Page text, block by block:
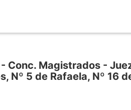
Conc. Magistrados -
Nº 5 de Rafaela, Nº 16